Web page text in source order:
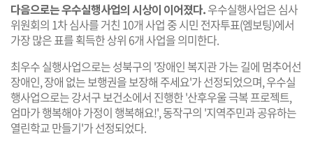
다음으로는 우수실행사업의 시상이 이어졌다.우수실행사업은 심사
위원회의 1차 심사를 거친 10개 사업 중 시민 전자투표(엠보팅)에서
가장 많은 표를 획득한 상위 6개 사업을 의미한다.
최우수 실행사업으로는 성북구의 '장애인 복지관 가는 길에 멈추어선
장애인, 장애 없는 보행권을 보장해 주세요'가 선정되었으며, 우수실
행사업으로는 강서구 보건소에서 진행한 '산후우울 극복 프로젝트,
엄마가 행복해야 가정이 행복해요!', 동작구의 '지역주민과 공유하는
열린학교 만들기'가 선정되었다.